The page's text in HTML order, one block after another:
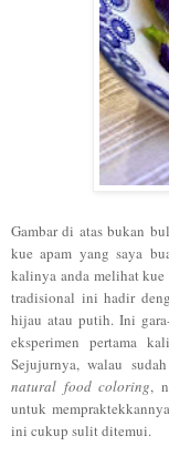
Gambar di atas bukan
kue apam yang saya
kalinya anda melihat kue
tradisional ini hadir
hijau atau putih. Ini
eksperimen pertama
Sejujurnya, walau
natural food coloring,
untuk
ini cukup sulit ditemui.